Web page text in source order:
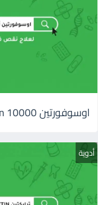
اوسوفورتين 10000 Ossofortin | فيتامين د أقراص
أدوية